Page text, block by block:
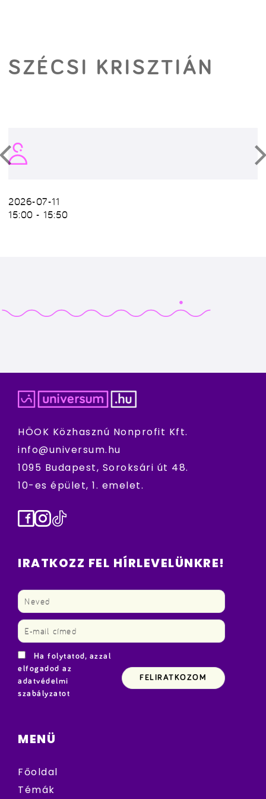
SZÉCSI KRISZTIÁN
2026-07-11
15:00 - 15:50
HÖOK Közhasznú Nonprofit Kft.
info@universum.hu
1095 Budapest, Soroksári út 48.
10-es épület, 1. emelet.
Facebook
Instagram
TikTok
IRATKOZZ FEL HÍRLEVELÜNKRE!
Ha folytatod, azzal
elfogadod az
adatvédelmi
szabályzatot
MENÜ
Főoldal
Témák